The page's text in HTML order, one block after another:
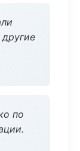
по